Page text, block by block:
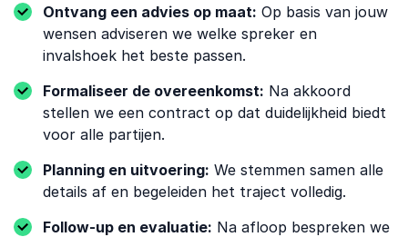
Ontvang een advies op maat: Op basis van jouw
wensen adviseren we welke spreker en
invalshoek het beste passen.
Formaliseer de overeenkomst: Na akkoord
stellen we een contract op dat duidelijkheid biedt
voor alle partijen.
Planning en uitvoering: We stemmen samen alle
details af en begeleiden het traject volledig.
Follow-up en evaluatie: Na afloop bespreken we